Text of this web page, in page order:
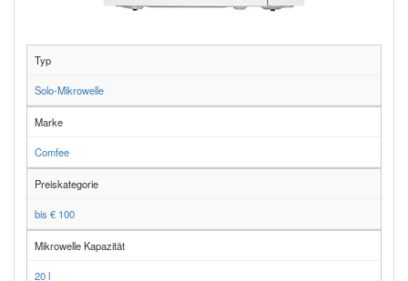
Typ
Solo-Mikrowelle
Marke
Comfee
Preiskategorie
bis € 100
Mikrowelle Kapazität
20 l